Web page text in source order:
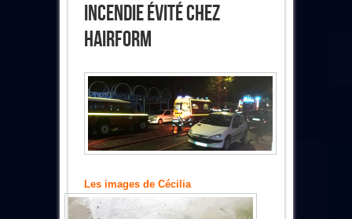
Incendie Évité Chez
Hairform
Les images de Cécilia